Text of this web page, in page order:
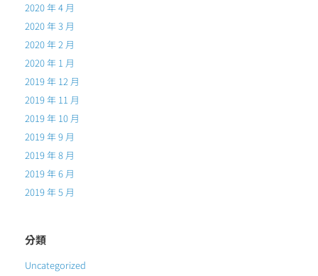
2020 年 4 月
2020 年 3 月
2020 年 2 月
2020 年 1 月
2019 年 12 月
2019 年 11 月
2019 年 10 月
2019 年 9 月
2019 年 8 月
2019 年 6 月
2019 年 5 月
分類
Uncategorized